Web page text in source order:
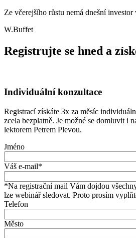
Ze včerejšího růstu nemá dnešní investor
W.Buffet
Registrujte se hned a
Individuální konzultace
Registrací získáte 3x za měsíc
zcela bezplatně. Je možné se domluvit i
lektorem Petrem Plevou.
Jméno
Váš e-mail*
*Na registrační mail Vám dojdou
lze webinář sledovat. Proto prosím
Telefon
Město